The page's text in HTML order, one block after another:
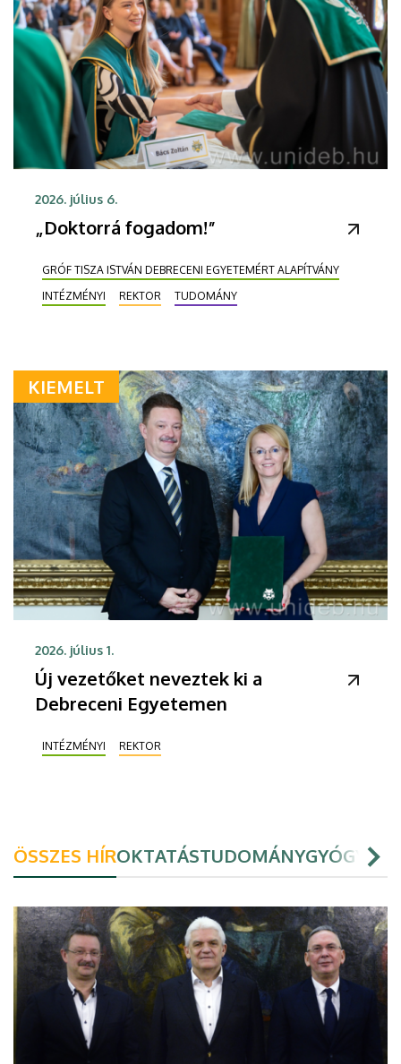
2026. július 6.
„Doktorrá fogadom!”
GRÓF TISZA ISTVÁN DEBRECENI EGYETEMÉRT ALAPÍTVÁNY
INTÉZMÉNYI
REKTOR TUDOMÁNY
KIEMELT
2026. július 1.
Új vezetőket neveztek ki a
Debreceni Egyetemen
INTÉZMÉNYI REKTOR
ÖSSZES HÍROKTATÁSTUDOMÁNY